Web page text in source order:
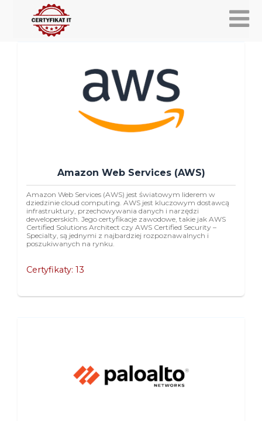
Amazon Web Services (AWS)
Amazon Web Services (AWS) jest światowym liderem w
dziedzinie cloud computing. AWS jest kluczowym dostawcą
infrastruktury, przechowywania danych i narzędzi
deweloperskich. Jego certyfikacje zawodowe, takie jak AWS
Certified Solutions Architect czy AWS Certified Security –
Specialty, są jednymi z najbardziej rozpoznawalnych i
poszukiwanych na rynku.
Certyfikaty: 13